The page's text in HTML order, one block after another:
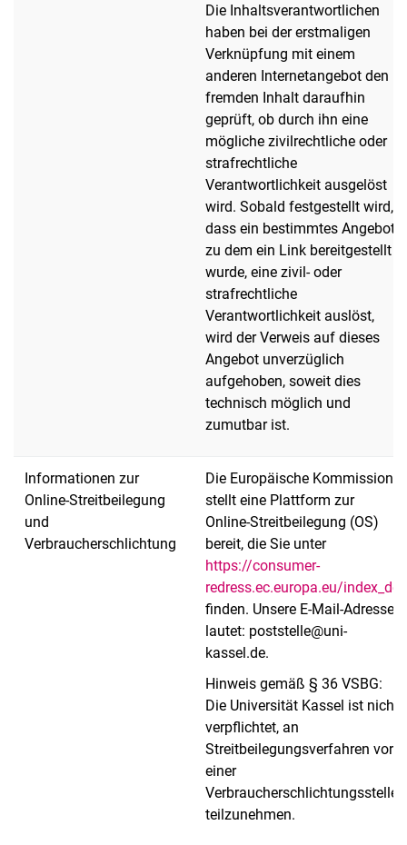
Die Inhaltsverantwortlichen
haben bei der erstmaligen
Verknüpfung mit einem
anderen Internetangebot den
fremden Inhalt daraufhin
geprüft, ob durch ihn eine
mögliche zivilrechtliche oder
strafrechtliche
Verantwortlichkeit ausgelöst
wird. Sobald festgestellt wird,
dass ein bestimmtes Angebot,
zu dem ein Link bereitgestellt
wurde, eine zivil- oder
strafrechtliche
Verantwortlichkeit auslöst,
wird der Verweis auf dieses
Angebot unverzüglich
aufgehoben, soweit dies
technisch möglich und
zumutbar ist.
Informationen zur
Online-Streitbeilegung
und
Verbraucherschlichtung
Die Europäische Kommission
stellt eine Plattform zur
Online-Streitbeilegung (OS)
bereit, die Sie unter
https://consumer-
redress.ec.europa.eu/index_de
finden. Unsere E-Mail-Adresse
lautet: poststelle@uni-
kassel.de.
Hinweis gemäß § 36 VSBG:
Die Universität Kassel ist nicht
verpflichtet, an
Streitbeilegungsverfahren vor
einer
Verbraucherschlichtungsstelle
teilzunehmen.